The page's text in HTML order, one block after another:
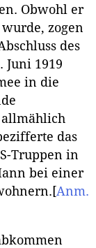
Obwohl er
zogen
des
Juni 1919
in die
allmählich
das
Truppen in
bei einer
[Anm.